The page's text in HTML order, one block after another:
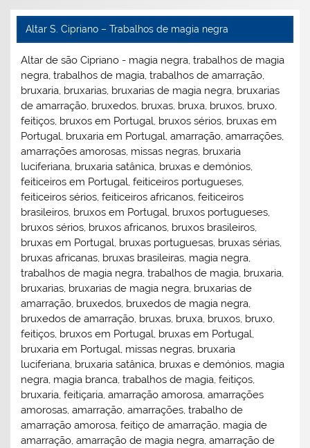
Altar S. Cipriano – Trabalhos de magia negra
Altar de são Cipriano - magia negra, trabalhos de magia
negra, trabalhos de magia, trabalhos de amarração,
bruxaria, bruxarias, bruxarias de magia negra, bruxarias
de amarração, bruxedos, bruxas, bruxa, bruxos, bruxo,
feitiços, bruxos em Portugal, bruxos sérios, bruxas em
Portugal, bruxaria em Portugal, amarração, amarrações,
amarrações amorosas, missas negras, bruxaria
luciferiana, bruxaria satânica, bruxas e demónios,
feiticeiros em Portugal, feiticeiros portugueses,
feiticeiros sérios, feiticeiros africanos, feiticeiros
brasileiros, bruxos em Portugal, bruxos portugueses,
bruxos sérios, bruxos africanos, bruxos brasileiros,
bruxas em Portugal, bruxas portuguesas, bruxas sérias,
bruxas africanas, bruxas brasileiras, magia negra,
trabalhos de magia negra, trabalhos de magia, bruxaria,
bruxarias, bruxarias de magia negra, bruxarias de
amarração, bruxedos, bruxedos de magia negra,
bruxedos de amarração, bruxas, bruxa, bruxos, bruxo,
feitiços, bruxos em Portugal, bruxas em Portugal,
bruxaria em Portugal, missas negras, bruxaria
luciferiana, bruxaria satânica, bruxas e demónios, magia
negra, magia branca, trabalhos de magia, feitiços,
bruxaria, feitiçaria, amarração amorosa, amarrações
amorosas, amarração, amarrações, trabalho de
amarração amorosa, feitiço de amarração, magia de
amarração, amarração de magia negra, amarração de